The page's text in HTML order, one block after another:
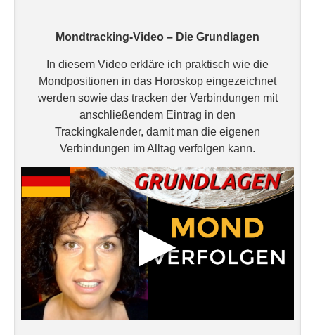
Mondtracking-Video – Die Grundlagen
In diesem Video erkläre ich praktisch wie die
Mondpositionen in das Horoskop eingezeichnet
werden sowie das tracken der Verbindungen mit
anschließendem Eintrag in den
Trackingkalender, damit man die eigenen
Verbindungen im Alltag verfolgen kann.
▶